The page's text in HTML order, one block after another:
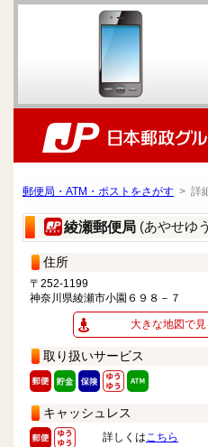
郵便局・ATM・ポストをさがす > 詳
綾瀬郵便局 (あやせゆ
住所
〒252-1199
神奈川県綾瀬市小園６９８－７
大きな地図で見
取り扱いサービス
キャッシュレス
詳しくはこちら